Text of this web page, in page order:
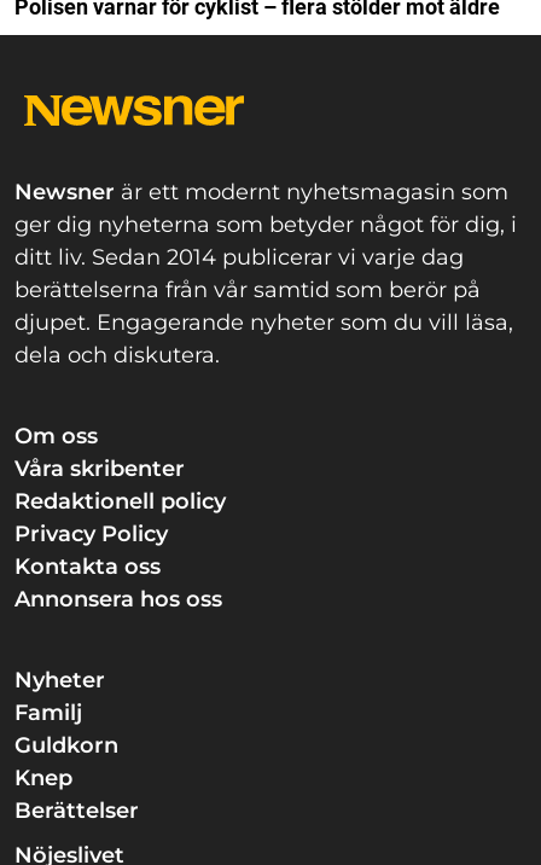
Polisen varnar för cyklist – flera stölder mot äldre
Newsner är ett modernt nyhetsmagasin som
ger dig nyheterna som betyder något för dig, i
ditt liv. Sedan 2014 publicerar vi varje dag
berättelserna från vår samtid som berör på
djupet. Engagerande nyheter som du vill läsa,
dela och diskutera.
Om oss
Våra skribenter
Redaktionell policy
Privacy Policy
Kontakta oss
Annonsera hos oss
Nyheter
Familj
Guldkorn
Knep
Berättelser
Nöjeslivet